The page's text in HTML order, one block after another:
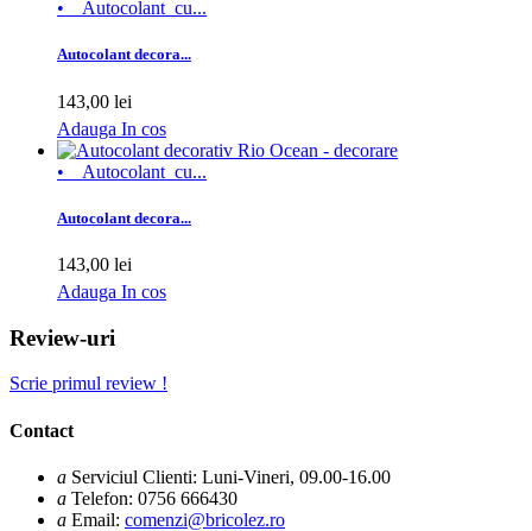
• Autocolant cu...
Autocolant decora...
143,00 lei
Adauga In cos
• Autocolant cu...
Autocolant decora...
143,00 lei
Adauga In cos
Review-uri
Scrie primul review !
Contact
a Serviciul Clienti: Luni-Vineri, 09.00-16.00
a Telefon: 0756 666430
a Email: comenzi@bricolez.ro